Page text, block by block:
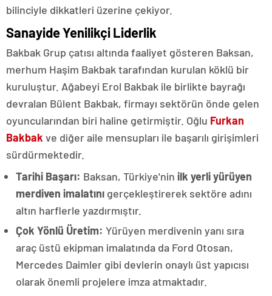
bilinciyle dikkatleri üzerine çekiyor.
Sanayide Yenilikçi Liderlik
Bakbak Grup çatısı altında faaliyet gösteren Baksan,
merhum Haşim Bakbak tarafından kurulan köklü bir
kuruluştur. Ağabeyi Erol Bakbak ile birlikte bayrağı
devralan Bülent Bakbak, firmayı sektörün önde gelen
oyuncularından biri haline getirmiştir. Oğlu Furkan
Bakbak ve diğer aile mensupları ile başarılı girişimleri
sürdürmektedir.
Tarihi Başarı: Baksan, Türkiye'nin ilk yerli yürüyen
merdiven imalatını gerçekleştirerek sektöre adını
altın harflerle yazdırmıştır.
Çok Yönlü Üretim: Yürüyen merdivenin yanı sıra
araç üstü ekipman imalatında da Ford Otosan,
Mercedes Daimler gibi devlerin onaylı üst yapıcısı
olarak önemli projelere imza atmaktadır.